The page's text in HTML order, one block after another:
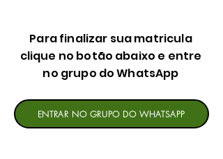
Para finalizar sua matricula
clique no botão abaixo e entre
no grupo do WhatsApp
ENTRAR NO GRUPO DO WHATSAPP